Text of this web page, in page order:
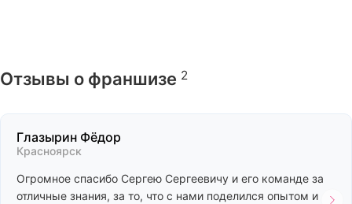
Отзывы о франшизе 2
Глазырин Фёдор
Красноярск
Огромное спасибо Сергею Сергеевичу и его команде за
отличные знания, за то, что с нами поделился опытом и